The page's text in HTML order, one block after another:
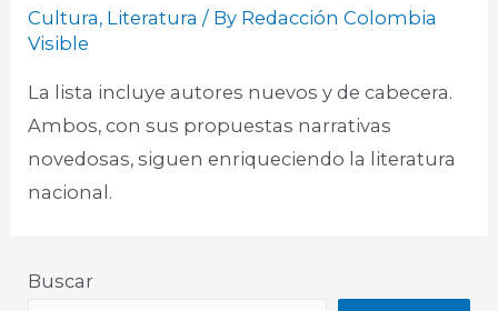
Cultura, Literatura / By Redacción Colombia
Visible
La lista incluye autores nuevos y de cabecera.
Ambos, con sus propuestas narrativas
novedosas, siguen enriqueciendo la literatura
nacional.
Buscar